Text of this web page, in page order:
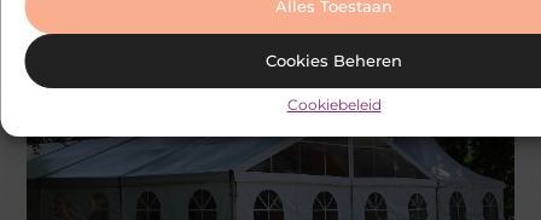
Alles Toestaan
Cookies Beheren
Cookiebeleid
gezondheidsproducten koopt, is drastisch veranderd
dankzij